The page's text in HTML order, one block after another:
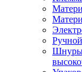
Шнуры